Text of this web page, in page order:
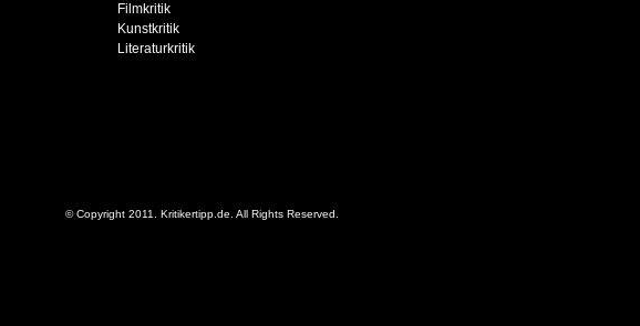
Filmkritik
Kunstkritik
Literaturkritik
© Copyright 2011. Kritikertipp.de . All Rights Reserved.